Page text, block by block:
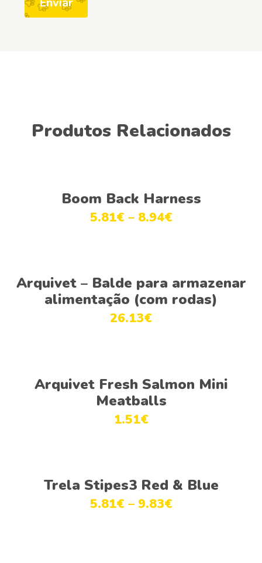
Produtos Relacionados
Ver opções
Boom Back Harness
5.81€ – 8.94€
Adicionar
Arquivet – Balde para armazenar
alimentação (com rodas)
26.13€
Adicionar
Arquivet Fresh Salmon Mini
Meatballs
1.51€
Ver opções
Trela Stipes3 Red & Blue
5.81€ – 9.83€